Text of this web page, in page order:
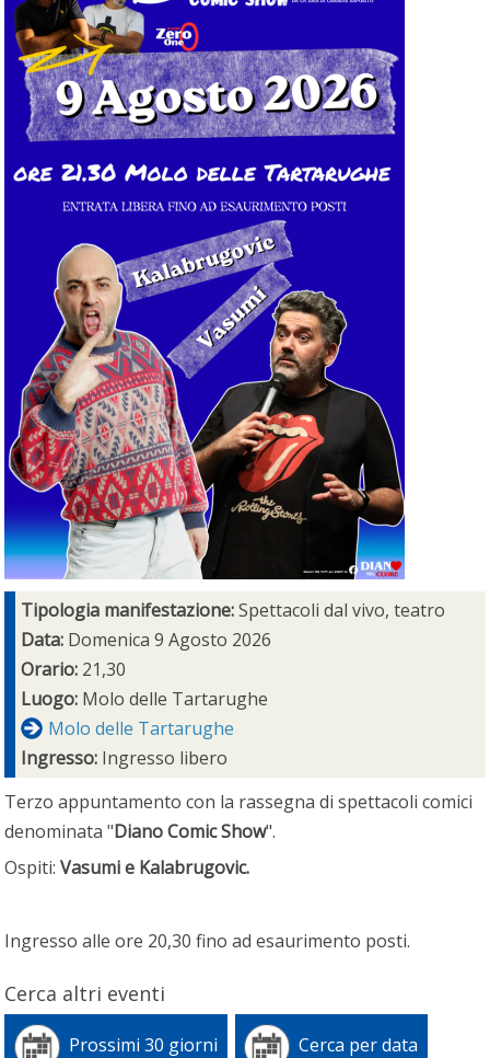
Tipologia manifestazione:Spettacoli dal vivo, teatro
Data: Domenica 9 Agosto 2026
Orario: 21,30
Luogo: Molo delle Tartarughe
Molo delle Tartarughe
Ingresso: Ingresso libero
Terzo appuntamento con la rassegna di spettacoli comici
denominata "Diano Comic Show".
Ospiti:Vasumi e Kalabrugovic.
Ingresso alle ore 20,30 fino ad esaurimento posti.
Cerca altri eventi
Prossimi 30 giorni Cerca per data